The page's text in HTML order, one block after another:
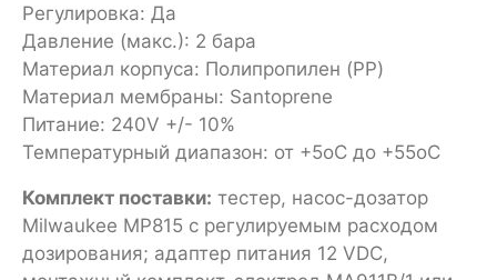
Регулировка: Да
Давление (макс.): 2 бара
Материал корпуса: Полипропилен (PP)
Материал мембраны: Santoprene
Питание: 240V +/- 10%
Температурный диапазон: от +5oC до +55oC
Комплект поставки: тестер, насос-дозатор
Milwaukee MP815 с регулируемым расходом
дозирования; адаптер питания 12 VDC,